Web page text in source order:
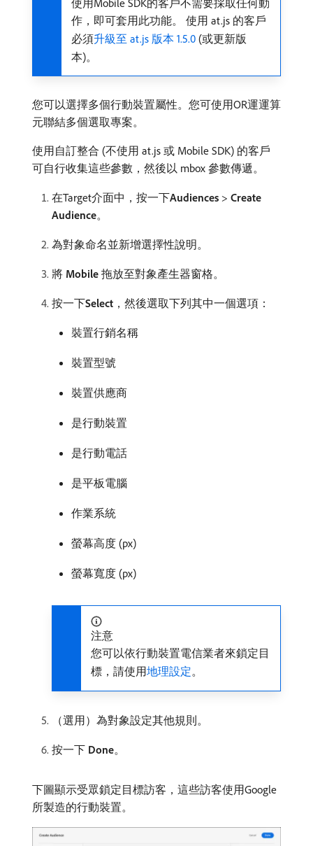
使用Mobile SDK的客戶不需要採取任何動
作，即可套用此功能。 使用 at.js 的客戶
必須升級至 at.js 版本 1.5.0 (或更新版
本)。
您可以選擇多個行動裝置屬性。您可使用OR運運算
元聯結多個選取專案。
使用自訂整合 (不使用 at.js 或 Mobile SDK) 的客戶
可自行收集這些參數，然後以 mbox 參數傳遞。
在Target介面中，按一下​Audiences > Create
Audience。
為對象命名並新增選擇性說明。
將​ Mobile ​拖放至對象產生器窗格。
按一下​Select ，然後選取下列其中一個選項：
裝置行銷名稱
裝置型號
裝置供應商
是行動裝置
是行動電話
是平板電腦
作業系統
螢幕高度 (px)
螢幕寬度 (px)
注意
您可以依行動裝置電信業者來鎖定目
標，請使用地理設定。
（選用）為對象設定其他規則。
按一下 Done。
下圖顯示受眾鎖定目標訪客，這些訪客使用Google
所製造的行動裝置。